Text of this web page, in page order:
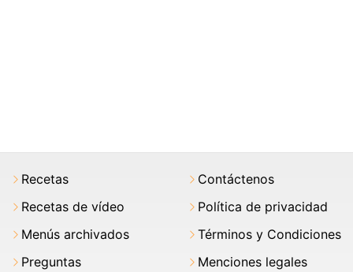
Recetas
Recetas de vídeo
Menús archivados
Preguntas
Contáctenos
Política de privacidad
Términos y Condiciones
Menciones legales